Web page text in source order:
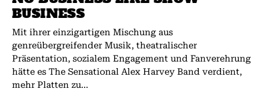
BUSINESS
Mit ihrer einzigartigen Mischung aus
genreübergreifender Musik, theatralischer
Präsentation, sozialem Engagement und Fanverehrung
hätte es The Sensational Alex Harvey Band verdient,
mehr Platten zu...